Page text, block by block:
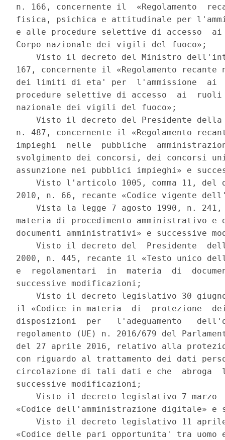
n. 166, concernente il  «Regolamento
fisica, psichica e attitudinale per
e alle procedure selettive di accesso
Corpo nazionale dei vigili del fuoco»;
Visto il decreto del Ministro
167, concernente il «Regolamento
dei limiti di eta' per  l'ammissione  ai
procedure selettive di accesso  ai
nazionale dei vigili del fuoco»;
Visto il decreto del Presidente
n. 487, concernente il «Regolamento
impieghi  nelle  pubbliche
svolgimento dei concorsi, dei concorsi
assunzione nei pubblici impieghi» e
Visto l'articolo 1005, comma 11, del
2010, n. 66, recante «Codice vigente
Vista la legge 7 agosto 1990, n.
materia di procedimento
documenti amministrativi» e successive
Visto il decreto del  Presidente
2000, n. 445, recante il «Testo unico
e  regolamentari  in  materia  di
successive modificazioni;
Visto il decreto legislativo 30
il «Codice in materia  di  protezione
disposizioni  per   l'adeguamento
regolamento (UE) n. 2016/679 del
del 27 aprile 2016, relativo alla
con riguardo al trattamento dei dati
circolazione di tali dati e che  abroga
successive modificazioni;
Visto il decreto legislativo 7 marzo
«Codice dell'amministrazione digitale»
Visto il decreto legislativo 11
«Codice delle pari opportunita' tra uomo